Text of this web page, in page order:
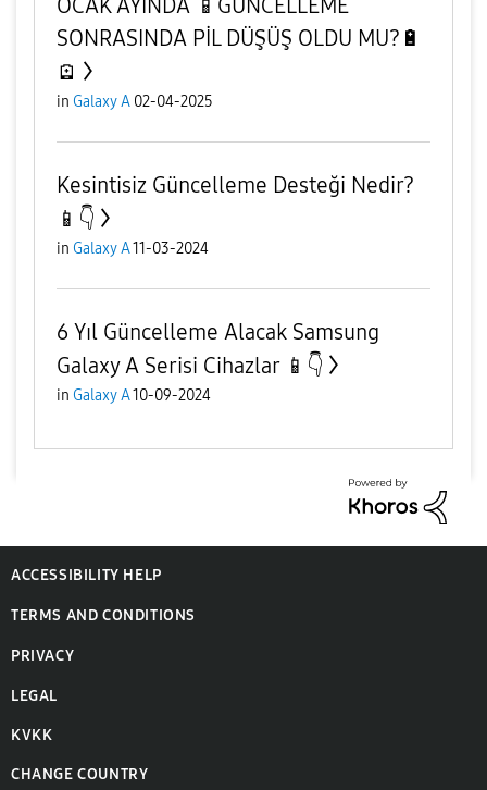
OCAK AYINDA 📱GÜNCELLEME
SONRASINDA PİL DÜŞÜŞ OLDU MU?🔋
🪫
in Galaxy A 02-04-2025
Kesintisiz Güncelleme Desteği Nedir?
📱👇
in Galaxy A11-03-2024
6 Yıl Güncelleme Alacak Samsung
Galaxy A Serisi Cihazlar 📱👇
in Galaxy A10-09-2024
ACCESSIBILITY HELP
TERMS AND CONDITIONS
PRIVACY
LEGAL
KVKK
CHANGE COUNTRY